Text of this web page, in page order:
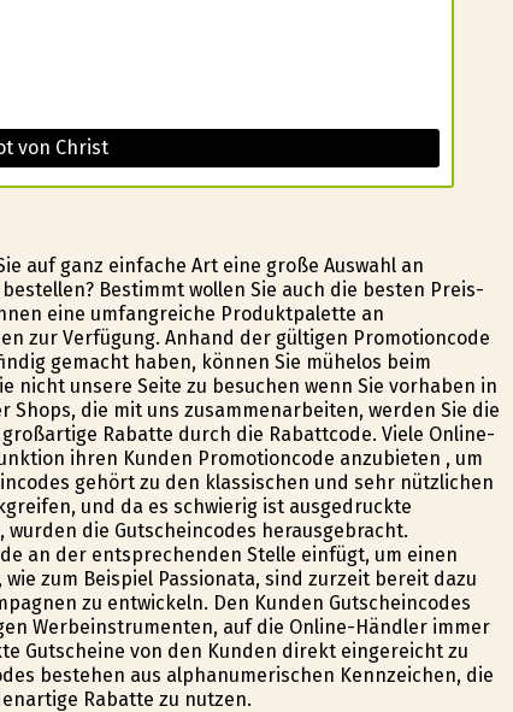
von Christ
auf ganz einfache Art eine große Auswahl an
Bestimmt wollen Sie auch die besten Preis-
eine umfangreiche Produktpalette an
zur Verfügung. Anhand der gültigen Promotioncode
gemacht haben, können Sie mühelos beim
nicht unsere Seite zu besuchen wenn Sie vorhaben in
die mit uns zusammenarbeiten, werden Sie die
Rabatte durch die Rabattcode. Viele Online-
ihren Kunden Promotioncode anzubieten , um
gehört zu den klassischen und sehr nützlichen
und da es schwierig ist ausgedruckte
die Gutscheincodes herausgebracht.
an der entsprechenden Stelle einfügt, um einen
zum Beispiel Passionata, sind zurzeit bereit dazu
zu entwickeln. Den Kunden Gutscheincodes
Werbeinstrumenten, auf die Online-Händler immer
Gutscheine von den Kunden direkt eingereicht zu
bestehen aus alphanumerischen Kennzeichen, die
Rabatte zu nutzen.